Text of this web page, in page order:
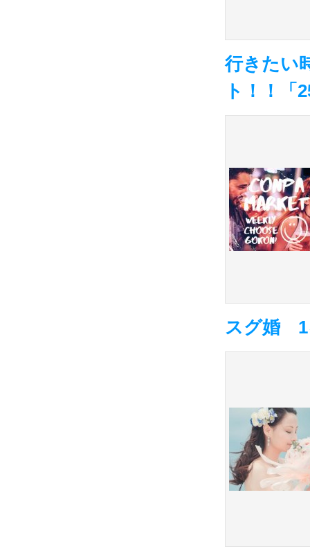
行きたい
ト！！「
スグ婚 1